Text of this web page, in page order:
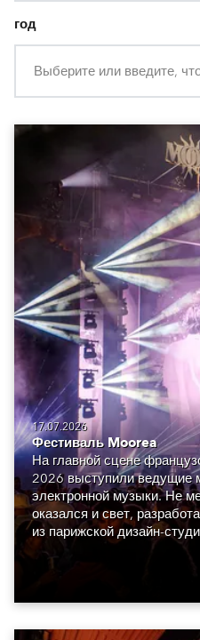
год
Выберите или введите,
17.07.2026
Фестиваль Moorea
На главной сцене
2026 выступили ведущие
электронной музыки. Не
оказался и свет,
из парижской дизайн-
составили сорок восемь